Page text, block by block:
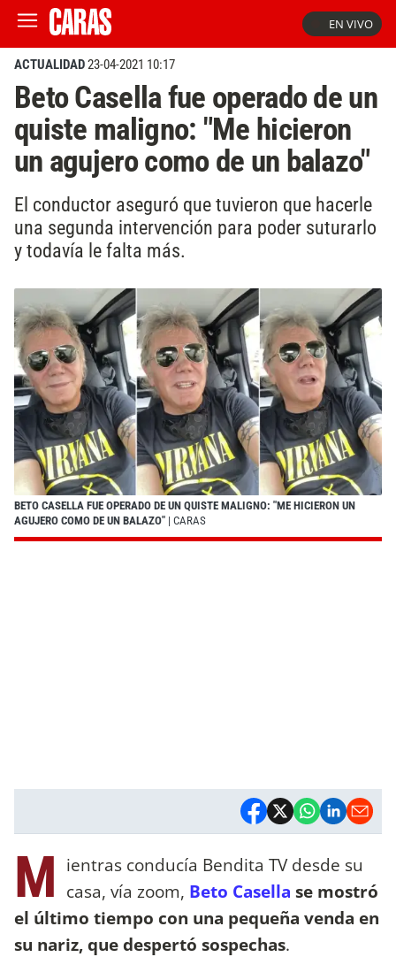
EN VIVO
ACTUALIDAD23-04-2021 10:17
Beto Casella fue operado de un
quiste maligno: "Me hicieron
un agujero como de un balazo"
El conductor aseguró que tuvieron que hacerle
una segunda intervención para poder suturarlo
y todavía le falta más.
BETO CASELLA FUE OPERADO DE UN QUISTE MALIGNO: "ME HICIERON UN
AGUJERO COMO DE UN BALAZO" | CARAS
M ientras conducía Bendita TV desde su
casa, vía zoom, Beto Casella se mostró
el último tiempo con una pequeña venda en
su nariz,que despertó sospechas.